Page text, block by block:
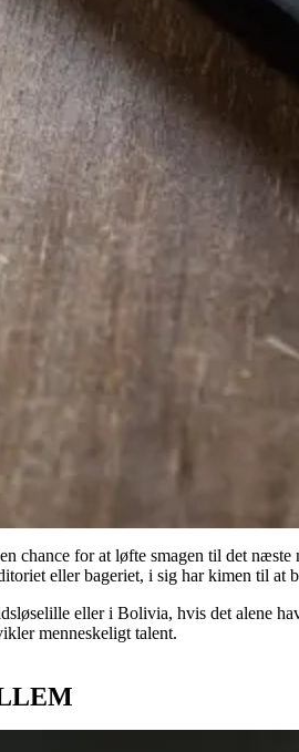
chance for at løfte smagen til det
eller bageriet, i sig har kimen til at
eller i Bolivia, hvis det alene
menneskeligt talent.